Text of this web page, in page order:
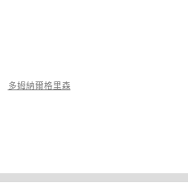
多姆納爾格里森